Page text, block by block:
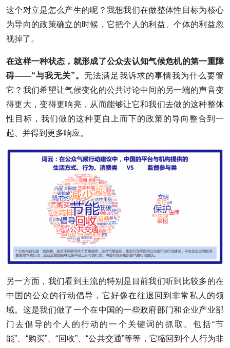
这个对立是怎么产生的呢？我想我们在做整体性目标为核心
为导向的政策确立的时候，它把个人的利益、个体的利益忽
视掉了。
在这样一种状态，就形成了公众去认知气候危机的第一重障
碍——“与我无关”。无法满足我诉求的事情我为什么要管
它？我们希望让气候变化的公共讨论中间的另一端的声音变
得更大，变得更响亮，从而能够让它和我们去做的这种整体
性目标，我们做的这种更自上而下的政策的导向整合到一
起、并得到更多响应。
另一方面，我们看到主流的特别是目前我们听到比较多的在
中国的公众的行动倡导，它好像在往退回到非常私人的领
域。这是我们做了一个在中国的一些政府部门和企业产业部
门去倡导的个人的行动的一个关键词的抓取。包括“节
能”、“购买”、“回收”、“公共交通”等等，它缩回到个人行为非